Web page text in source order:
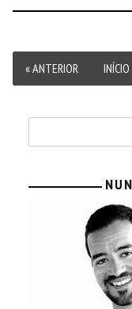
« ANTERIOR INÍCIO